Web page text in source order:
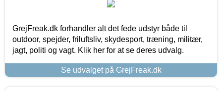
GrejFreak.dk forhandler alt det fede udstyr både til
outdoor, spejder, friluftsliv, skydesport, træning, militær,
jagt, politi og vagt. Klik her for at se deres udvalg.
Se udvalget på GrejFreak.dk